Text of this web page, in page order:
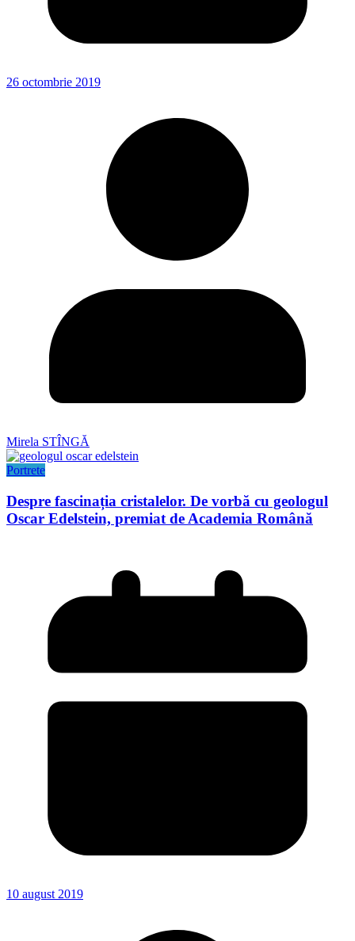
26 octombrie 2019
Mirela STÎNGĂ
Portrete
Despre fascinația cristalelor. De vorbă cu geologul
Oscar Edelstein, premiat de Academia Română
10 august 2019